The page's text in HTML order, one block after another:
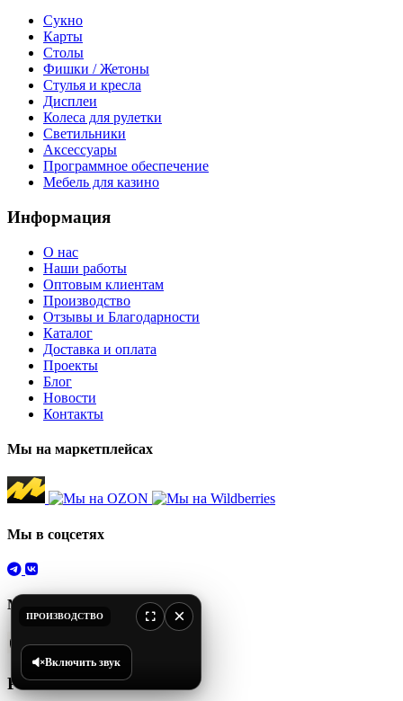
Сукно
Карты
Столы
Фишки / Жетоны
Стулья и кресла
Дисплеи
Колеса для рулетки
Светильники
Аксессуары
Программное обеспечение
Мебель для казино
Информация
О нас
Наши работы
Оптовым клиентам
Производство
Отзывы и Благодарности
Каталог
Доставка и оплата
Проекты
Блог
Новости
Контакты
Мы на маркетплейсах
Мы в соцсетях
Мессенджеры
Мы в MAX
Реквизиты
ПРОИЗВОДСТВО ×
Включить звук